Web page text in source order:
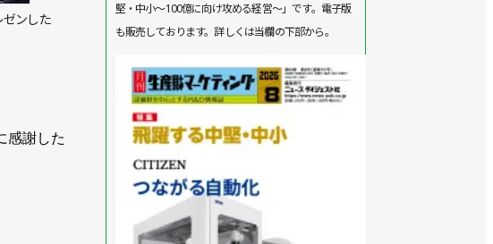
ンした
感謝した
堅・中小～100億に向け攻める経営～」です。電子版
も販売しております。詳しくは当欄の下部から。